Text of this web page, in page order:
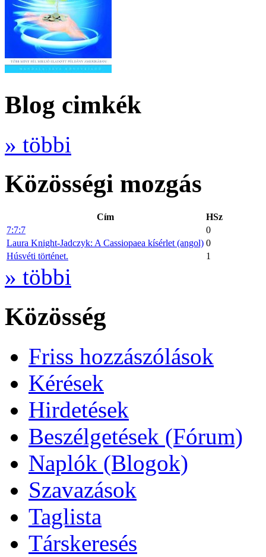
Blog cimkék
» többi
Közösségi mozgás
Cím
HSz
7:7:7
0
Laura Knight-Jadczyk: A Cassiopaea kísérlet (angol) 0
Húsvéti történet.
1
» többi
Közösség
Friss hozzászólások
Kérések
Hirdetések
Beszélgetések (Fórum)
Naplók (Blogok)
Szavazások
Taglista
Társkeresés